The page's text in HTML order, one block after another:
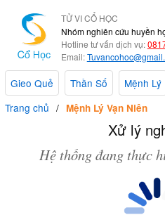
TỬ VI CỔ HỌC
Nhóm nghiên cứu huyền
Hotline tư vấn dịch vụ:
Email:
Gieo Quẻ Thần Số Mệnh Lý
Trang chủ
Mệnh Lý Vạn Niên
Xử lý
Hệ thống đang thực